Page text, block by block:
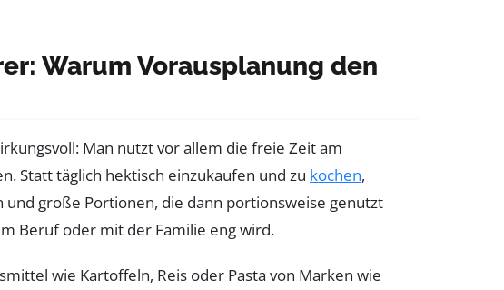
Warum Vorausplanung den
Man nutzt vor allem die freie Zeit am
Statt täglich hektisch einzukaufen und zu kochen,
große Portionen, die dann portionsweise genutzt
Beruf oder mit der Familie eng wird.
wie Kartoffeln, Reis oder Pasta von Marken wie